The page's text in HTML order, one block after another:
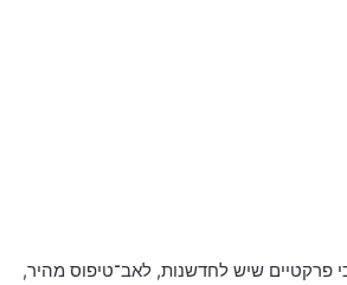
פרקטיים שיש לחדשנות, לאב־טיפוס מהיר,